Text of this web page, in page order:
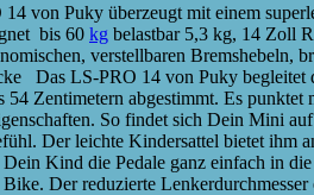
von Puky überzeugt mit einem
bis 60 kg belastbar 5,3 kg, 14 Zoll
verstellbaren Bremshebeln,
Das LS-PRO 14 von Puky
54 Zentimetern abgestimmt. Es
So findet sich Dein Mini
Der leichte Kindersattel bietet ihm
Kind die Pedale ganz einfach in
Der reduzierte